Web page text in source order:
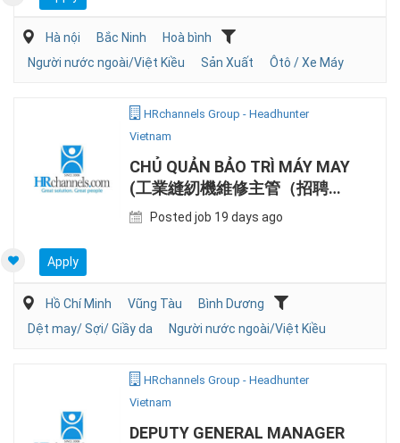
Hà nội Bắc Ninh
Hoà bình
Người nước ngoài/Việt Kiều
Sản Xuất Ôtô / Xe Máy
HRchannels Group - Headhunter
Vietnam
CHỦ QUẢN BẢO TRÌ MÁY MAY
(工業縫紉機維修主管（招聘中
國籍人士)
Posted job 19 days ago
Apply
Hồ Chí Minh Vũng Tàu
Bình Dương
Dệt may/ Sợi/ Giầy da
Người nước ngoài/Việt Kiều
HRchannels Group - Headhunter
Vietnam
DEPUTY GENERAL MANAGER